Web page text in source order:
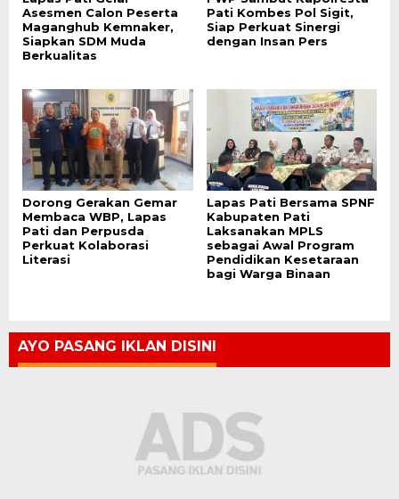
Asesmen Calon Peserta
Maganghub Kemnaker,
Siapkan SDM Muda
Berkualitas
Pati Kombes Pol Sigit,
Siap Perkuat Sinergi
dengan Insan Pers
Dorong Gerakan Gemar
Membaca WBP, Lapas
Pati dan Perpusda
Perkuat Kolaborasi
Literasi
Lapas Pati Bersama SPNF
Kabupaten Pati
Laksanakan MPLS
sebagai Awal Program
Pendidikan Kesetaraan
bagi Warga Binaan
AYO PASANG IKLAN DISINI